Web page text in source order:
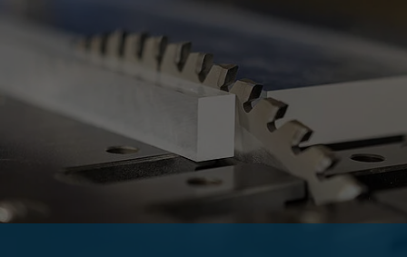
Portugal
português
România
Schweiz
deutsch français